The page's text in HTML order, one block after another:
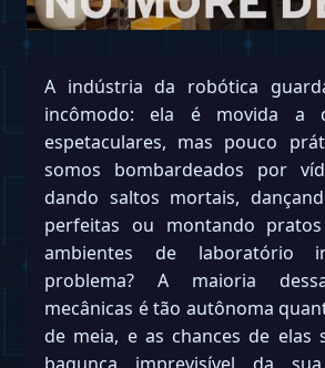
A indústria da robótica
incômodo: ela é movida a
espetaculares, mas pouco
somos bombardeados por
dando saltos mortais,
perfeitas ou montando
ambientes de laboratório
problema? A maioria
mecânicas é tão autônoma
de meia, e as chances de elas